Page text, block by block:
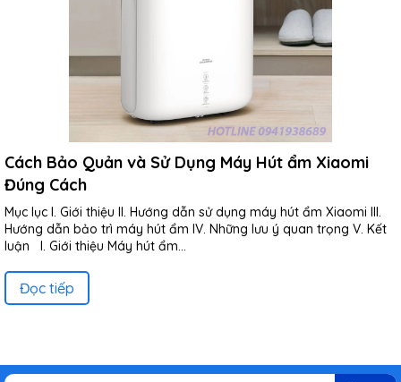
Cách Bảo Quản và Sử Dụng Máy Hút ẩm Xiaomi
Đúng Cách
Mục lục I. Giới thiệu II. Hướng dẫn sử dụng máy hút ẩm Xiaomi III.
Hướng dẫn bảo trì máy hút ẩm IV. Những lưu ý quan trọng V. Kết
luận I. Giới thiệu Máy hút ẩm...
Đọc tiếp